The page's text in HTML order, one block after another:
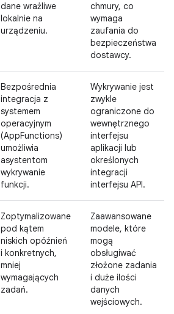
dane wrażliwe
lokalnie na
urządzeniu.
chmury, co
wymaga
zaufania do
bezpieczeństwa
dostawcy.
Bezpośrednia
integracja z
systemem
operacyjnym
(AppFunctions)
umożliwia
asystentom
wykrywanie
funkcji.
Wykrywanie jest
zwykle
ograniczone do
wewnętrznego
interfejsu
aplikacji lub
określonych
integracji
interfejsu API.
Zoptymalizowane
pod kątem
niskich opóźnień
i konkretnych,
mniej
wymagających
zadań.
Zaawansowane
modele, które
mogą
obsługiwać
złożone zadania
i duże ilości
danych
wejściowych.